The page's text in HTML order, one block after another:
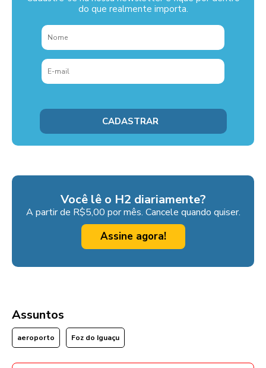
do que realmente importa.
Você lê o H2 diariamente?
A partir de R$5,00 por mês. Cancele quando quiser.
Assine agora!
Assuntos
aeroporto Foz do Iguaçu